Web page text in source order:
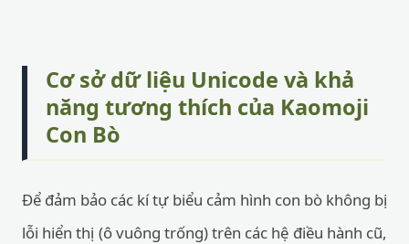
Cơ sở dữ liệu Unicode và khả
năng tương thích của Kaomoji
Con Bò
Để đảm bảo các kí tự biểu cảm hình con bò không bị
lỗi hiển thị (ô vuông trống) trên các hệ điều hành cũ,